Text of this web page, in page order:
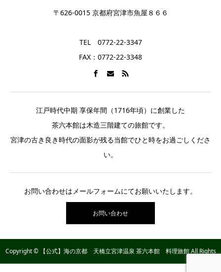
〒626-0015 京都府宮津市魚屋８６６
TEL 0772-22-3347
FAX：0772-22-3348
江戸時代中期 享保年間（1716年頃）に創業した
茶六本館は木造三階建ての旅館です。
宮津の古き良き時代の面影が残る当館でひと時をお過ごしくださ
い。
お問い合わせはメールフォームにてお願いいたします。
お問い合わせ
Copyright © 【公式】海の京都 天橋立宮津温泉 茶六本館 料理旅館 All Rights